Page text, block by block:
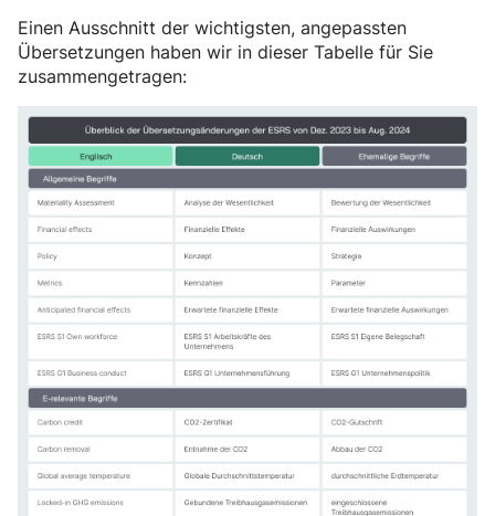
Einen Ausschnitt der wichtigsten, angepassten
Übersetzungen haben wir in dieser Tabelle für Sie
zusammengetragen: